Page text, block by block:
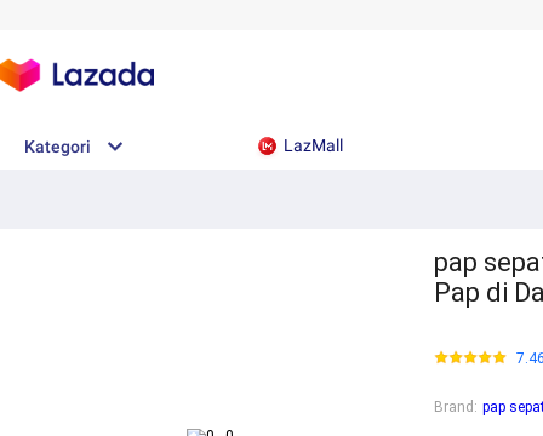
Kategori LazMall
pap
Pap di
Brand : pap